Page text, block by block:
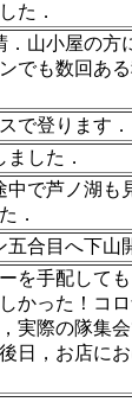
た．
山小屋の方
でも数回あ
で登ります．
した．
で芦ノ湖も
．
五合目へ下山
を手配して
かった！コ
実際の隊集
日，お店に